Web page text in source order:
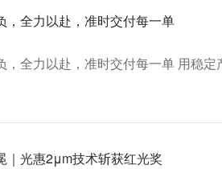
，全力以赴，准时交付每一单
，全力以赴，准时交付每一单 用稳
｜光惠2μm技术斩获红光奖